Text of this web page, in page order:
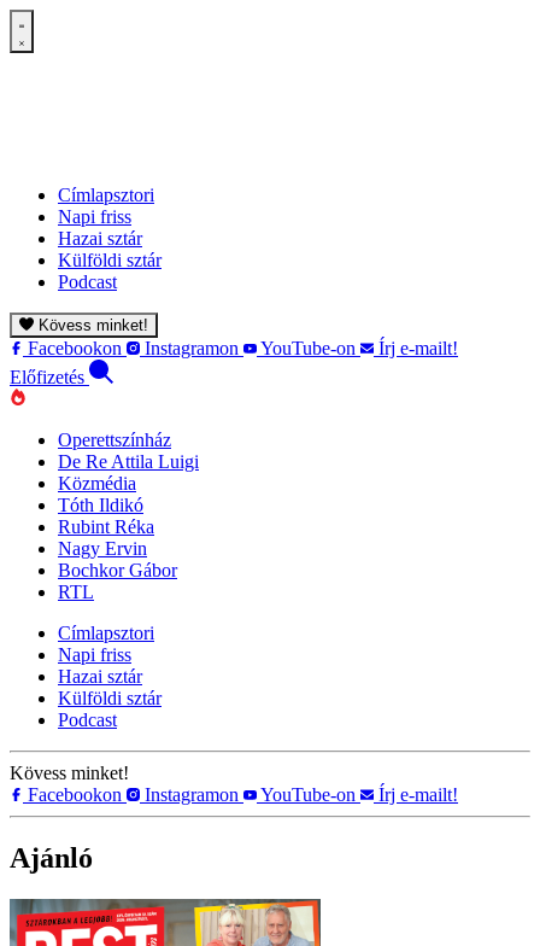
Címlapsztori
Napi friss
Hazai sztár
Külföldi sztár
Podcast
Kövess minket!
Facebookon Instagramon YouTube-on
Írj e-mailt!
Előfizetés
Operettszínház
De Re Attila Luigi
Közmédia
Tóth Ildikó
Rubint Réka
Nagy Ervin
Bochkor Gábor
RTL
Címlapsztori
Napi friss
Hazai sztár
Külföldi sztár
Podcast
Kövess minket!
Facebookon
Instagramon YouTube-on Írj e-mailt!
Ajánló